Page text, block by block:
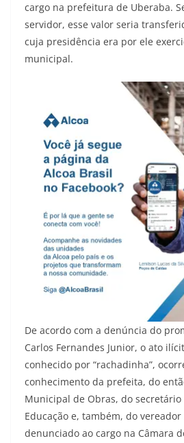
cargo na prefeitura de Uberaba.
servidor, esse valor seria
cuja presidência era por ele
municipal.
De acordo com a denúncia do
Carlos Fernandes Junior, o ato
conhecido por “rachadinha”,
conhecimento da prefeita, do
Municipal de Obras, do
Educação e, também, do
denunciado ao cargo na Câmara